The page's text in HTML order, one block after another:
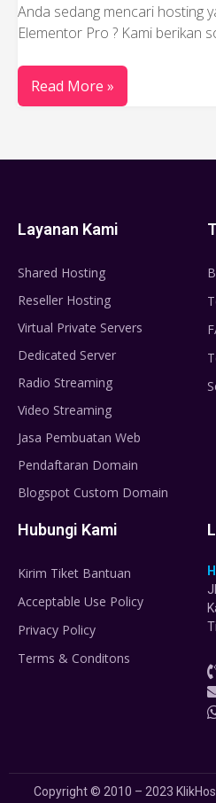
Anda sedang mencari hosting
Elementor Pro ? Kami berikan
Read More »
Layanan Kami
Shared Hosting
Reseller Hosting
Virtual Private Servers
Dedicated Server
Radio Streaming
Video Streaming
Jasa Pembuatan Web
Pendaftaran Domain
Blogspot Custom Domain
Hubungi Kami
Kirim Tiket Bantuan
Acceptable Use Policy
Privacy Policy
Terms & Conditons
Copyright © 2010 – 2023